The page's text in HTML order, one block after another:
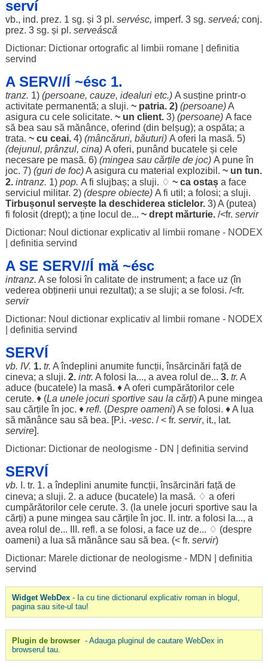
serví
vb., ind. prez. 1 sg. și 3 pl. servésc, imperf. 3 sg. serveá;conj.
prez. 3 sg. și pl. serveáscă
Dictionar: Dictionar ortografic al limbii romane| definitia
servind
A SERV//Í ~ésc 1.
tranz. 1) (persoane, cauze, idealurietc.) A susțineprintr-o
activitate permanentă; a sluji. ~ patria. 2) (persoane)A
asigura cu cele solicitate. ~ un client.3) (persoane) A face
să bea sau să mănânce, oferind (din belșug); a ospăta; a
trata. ~ cu ceai.4) (mâncăruri, băuturi) A oferi la masă. 5)
(dejunul, prânzul, cina) A oferi, punând bucateleși cele
necesarepe masă. 6) (mingea sau cărțilede joc) A pune în
joc. 7) (guride foc)A asigura cu material explozibil . ~ un tun.
2. intranz. 1) pop. A fi slujbaș; a sluji. ♢ ~ ca ostașa face
serviciul militar. 2) (despre obiecte) A fi util ; a folosi; a sluji.
Tirbușonul serveștela deschiderea sticlelor.3) A (putea)
fi folosit(drept); a ține locul de... ~ drept mărturie./<fr. servir
Dictionar: Noul dictionar explicativ al limbii romane - NODEX
definitia servind
A SE SERV//Í mă ~ésc
intranz. A se folosi în calitatede instrument; a face uz (în
vederea obținerii unui rezultat); a se sluji; a se folosi. /<fr.
servir
Dictionar: Noul dictionar explicativ al limbii romane - NODEX
definitia servind
SERVÍ
vb. IV. 1. tr. Aîndeplini anumite funcții,însărcinări față de
cineva; a sluji. 2. intr. A folosi la..., a avea rolul de... 3. tr. A
aduce(bucatele) la masă. ♦ A oferi cumpărătorilor cele
cerute. ♦ (La unele jocuri sportivesau la cărți) A pune mingea
sau cărțileîn joc. ♦ refl. (Despre oameni) A se folosi. ♦ A lua
să mănâncesau să bea. [P.i. -vesc. / < fr. servir, it., lat.
servire].
Dictionar: Dictionar de neologisme - DN
definitia servind
SERVÍ
vb. I. tr. 1. aîndeplini anumite funcții,însărcinări față de
cineva; a sluji. 2. a aduce(bucatele) la masă. ♢ a oferi
cumpărătorilor cele cerute. 3. (la unele jocuri sportivesau la
cărți) a pune mingea sau cărțileîn joc. II. intr. a folosi la..., a
avea rolul de... III. refl. a se folosi, a face uz de... ♢ (despre
oameni) a lua să mănâncesau să bea. (< fr. servir)
Dictionar: Marele dictionar de neologisme - MDN
definitia
servind
Widget WebDex- Ia cu tine dictionarul explicativ roman in blogul,
pagina sau site-ul tau!
Plugin de browser - Adauga pluginul de cautare WebDex in
browserul tau.